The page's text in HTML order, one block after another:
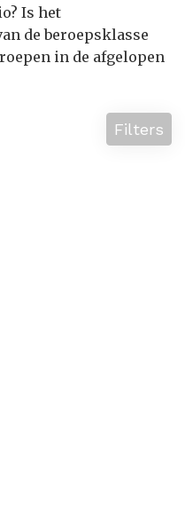
Is het
de beroepsklasse
in de afgelopen
Filters